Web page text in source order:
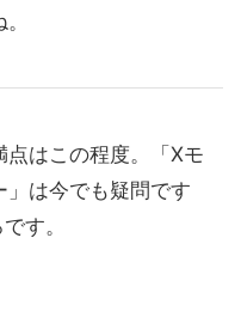
はこの程度。「Xモ
は今でも疑問です
す。